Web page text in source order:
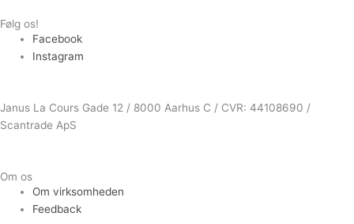
Følg os!
Facebook
Instagram
Janus La Cours Gade 12 / 8000 Aarhus C / CVR: 44108690 /
Scantrade ApS
Om os
Om virksomheden
Feedback